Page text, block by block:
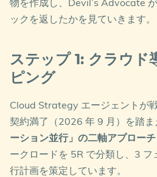
物を作成し、Devil’s Advocate
ックを返したかを見ていきます。
ステップ 1: クラウド
ピング
Cloud Strategy エージェントが
契約満了（2026 年 9 月）を踏ま
ーション並行」の二軸アプローチ
ークロードを 5R で分類し、3
行計画を策定しています。